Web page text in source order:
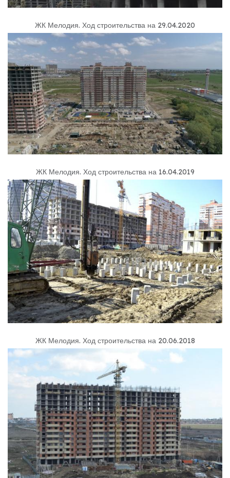
ЖК Мелодия. Ход строительства на 29.04.2020
ЖК Мелодия. Ход строительства на 16.04.2019
ЖК Мелодия. Ход строительства на 20.06.2018